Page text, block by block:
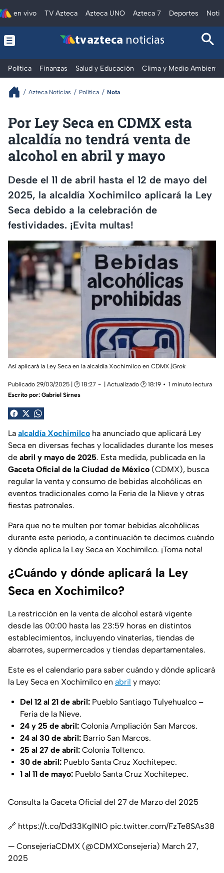
en vivo TV Azteca Azteca UNO Azteca 7 Deportes
tv azteca noticias
Política Finanzas Salud y Educación Clima y Medio Ambiente
Azteca Noticias Política Nota
Por Ley Seca en CDMX esta
alcaldía no tendrá venta de
alcohol en abril y mayo
Desde el 11 de abril hasta el 12 de mayo del
2025, la alcaldía Xochimilco aplicará la Ley
Seca debido a la celebración de
festividades. ¡Evita multas!
Así aplicará la Ley Seca en la alcaldía Xochimilco en CDMX.|Grok
Publicado 29/03/2025 | 🕑 18:27 | Actualizado 🕑 18:19
1 minuto lectura
Escrito por: Gabriel Sirnes
La alcaldía Xochimilco ha anunciado que aplicará Ley
Seca en diversas fechas y localidades durante los meses
de abril y mayo de 2025. Esta medida, publicada en la
Gaceta Oficial de la Ciudad de México (CDMX), busca
regular la venta y consumo de bebidas alcohólicas en
eventos tradicionales como la Feria de la Nieve y otras
fiestas patronales.
Para que no te multen por tomar bebidas alcohólicas
durante este periodo, a continuación te decimos cuándo
y dónde aplica la Ley Seca en Xochimilco. ¡Toma nota!
¿Cuándo y dónde aplicará la Ley
Seca en Xochimilco?
La restricción en la venta de alcohol estará vigente
desde las 00:00 hasta las 23:59 horas en distintos
establecimientos, incluyendo vinaterías, tiendas de
abarrotes, supermercados y tiendas departamentales.
Este es el calendario para saber cuándo y dónde aplicará
la Ley Seca en Xochimilco en abril y mayo:
Del 12 al 21 de abril: Pueblo Santiago Tulyehualco –
Feria de la Nieve.
24 y 25 de abril: Colonia Ampliación San Marcos.
24 al 30 de abril: Barrio San Marcos.
25 al 27 de abril: Colonia Toltenco.
30 de abril: Pueblo Santa Cruz Xochitepec.
1 al 11 de mayo: Pueblo Santa Cruz Xochitepec.
Consulta la Gaceta Oficial del 27 de Marzo del 2025
🔗 https://t.co/Dd33KgINlO pic.twitter.com/FzTe8SAs38
— ConsejeríaCDMX (@CDMXConsejeria) March 27,
2025